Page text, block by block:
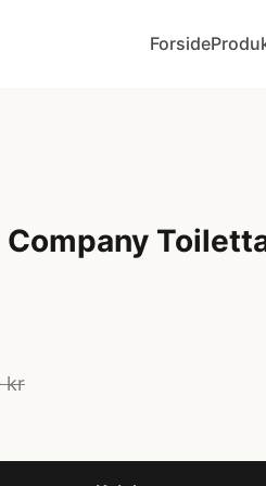
Forside
kr